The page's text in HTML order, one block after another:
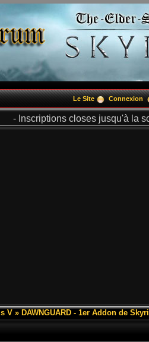
Le Site Connexion
- Inscriptions closes jusqu'à la
V » DAWNGUARD - 1er Addon de